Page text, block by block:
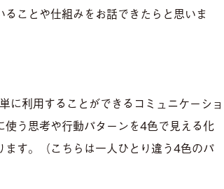
ことや仕組みをお話できたらと思いま
に利用することができるコミュニケーショ
う思考や行動パターンを4色で見える化
す。（こちらは一人ひとり違う4色のパ